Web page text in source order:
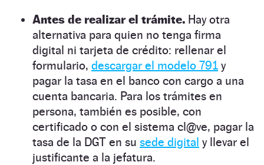
Antes de realizar el trámite. Hay otra
alternativa para quien no tenga firma
digital ni tarjeta de crédito: rellenar el
formulario, descargar el modelo 791 y
pagar la tasa en el banco con cargo a una
cuenta bancaria. Para los trámites en
persona, también es posible, con
certificado o con el sistema cl@ve, pagar la
tasa de la DGT en su sede digital y llevar el
justificante a la jefatura.